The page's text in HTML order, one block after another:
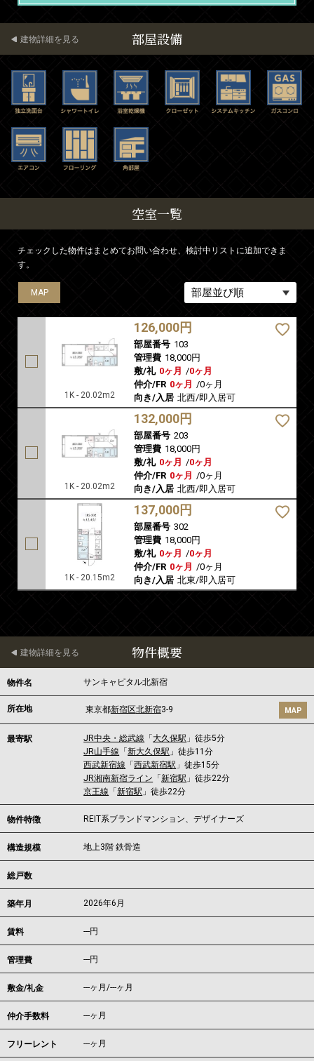
部屋設備
建物詳細を見る
空室一覧
チェックした物件はまとめてお問い合わせ、検討中リストに追加できま
す。
MAP
1K - 20.02m2
126,000円
部屋番号 103
管理費 18,000円
敷/礼 0ヶ月 /0ヶ月
仲介/FR 0ヶ月 /0ヶ月
向き/入居 北西/即入居可
MAP
1K - 20.02m2
132,000円
部屋番号 203
管理費 18,000円
敷/礼 0ヶ月 /0ヶ月
仲介/FR 0ヶ月 /0ヶ月
向き/入居 北西/即入居可
MAP
1K - 20.15m2
137,000円
部屋番号 302
管理費 18,000円
敷/礼 0ヶ月 /0ヶ月
仲介/FR 0ヶ月 /0ヶ月
向き/入居 北東/即入居可
物件概要
建物詳細を見る
物件名 サンキャピタル北新宿
所在地 東京都新宿区北新宿3-9 MAP
最寄駅 JR中央・総武線 「 大久保駅 」徒歩5分
JR山手線 「新大久保駅 」徒歩11分
西武新宿線 「西武新宿駅 」徒歩15分
JR湘南新宿ライン 「新宿駅 」徒歩22分
京王線 「新宿駅 」徒歩22分
物件特徴 REIT系ブランドマンション、デザイナーズ
構造規模 地上3階 鉄骨造
総戸数
築年月 2026年6月
賃料 ---円
管理費 ---円
敷金/礼金 ---ヶ月/---ヶ月
仲介手数料 ---ヶ月
フリーレント ---ヶ月